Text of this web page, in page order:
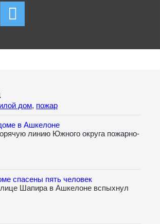
дом, пожар
в Ашкелоне
линию Южного округа пожарно-
спасены пять человек
Шапира в Ашкелоне вспыхнул